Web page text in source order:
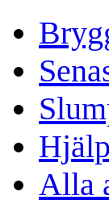
Hjälp
Alla